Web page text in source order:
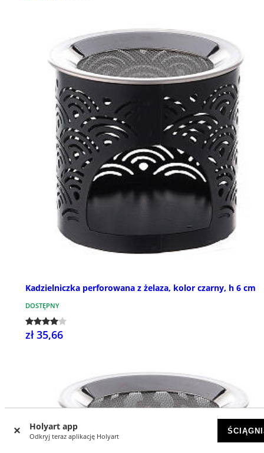
Holyart app
Odkryj teraz aplikację Holyart
Kadzielniczka perforowana z żelaza, kolor czarny, h 6 cm
DOSTĘPNY
zł 35,66